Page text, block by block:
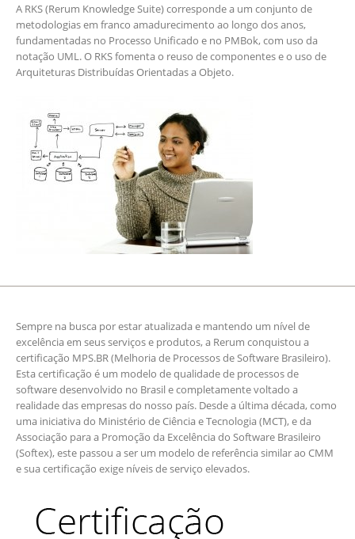
A RKS (Rerum Knowledge Suite) corresponde a um conjunto de
metodologias em franco amadurecimento ao longo dos anos,
fundamentadas no Processo Unificado e no PMBok, com uso da
notação UML. O RKS fomenta o reuso de componentes e o uso de
Arquiteturas Distribuídas Orientadas a Objeto.
Sempre na busca por estar atualizada e mantendo um nível de
excelência em seus serviços e produtos, a Rerum conquistou a
certificação MPS.BR (Melhoria de Processos de Software Brasileiro).
Esta certificação é um modelo de qualidade de processos de
software desenvolvido no Brasil e completamente voltado a
realidade das empresas do nosso país. Desde a última década, como
uma iniciativa do Ministério de Ciência e Tecnologia (MCT), e da
Associação para a Promoção da Excelência do Software Brasileiro
(Softex), este passou a ser um modelo de referência similar ao CMM
e sua certificação exige níveis de serviço elevados.